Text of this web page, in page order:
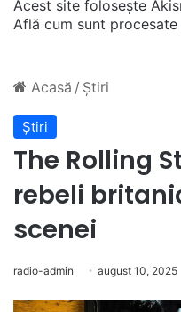
Acest site folosește
Află cum sunt